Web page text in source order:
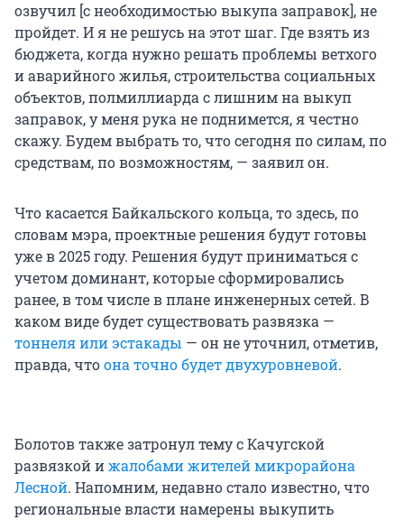
озвучил [с необходимостью выкупа заправок], не
пройдет. И я не решусь на этот шаг. Где взять из
бюджета, когда нужно решать проблемы ветхого
и аварийного жилья, строительства социальных
объектов, полмиллиарда с лишним на выкуп
заправок, у меня рука не поднимется, я честно
скажу. Будем выбрать то, что сегодня по силам, по
средствам, по возможностям, — заявил он.
Что касается Байкальского кольца, то здесь, по
словам мэра, проектные решения будут готовы
уже в 2025 году. Решения будут приниматься с
учетом доминант, которые сформировались
ранее, в том числе в плане инженерных сетей. В
каком виде будет существовать развязка —
тоннеля или эстакады — он не уточнил, отметив,
правда, чтоона точно будет двухуровневой.
Болотов также затронул тему с Качугской
развязкой ижалобами жителей микрорайона
Лесной. Напомним, недавно стало известно, что
региональные власти намерены выкупить